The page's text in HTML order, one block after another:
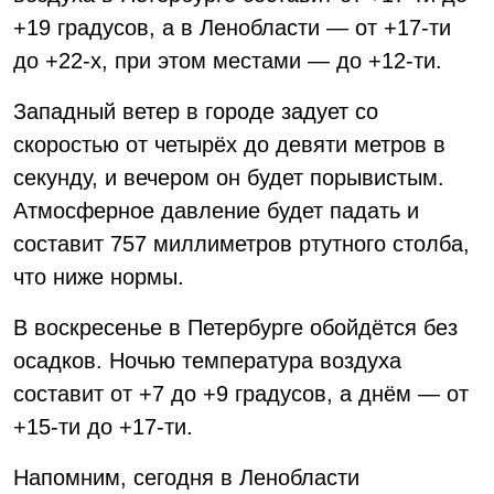
+19 градусов, а в Ленобласти — от +17-ти
до +22-х, при этом местами — до +12-ти.
Западный ветер в городе задует со
скоростью от четырёх до девяти метров в
секунду, и вечером он будет порывистым.
Атмосферное давление будет падать и
составит 757 миллиметров ртутного столба,
что ниже нормы.
В воскресенье в Петербурге обойдётся без
осадков. Ночью температура воздуха
составит от +7 до +9 градусов, а днём — от
+15-ти до +17-ти.
Напомним, сегодня в Ленобласти